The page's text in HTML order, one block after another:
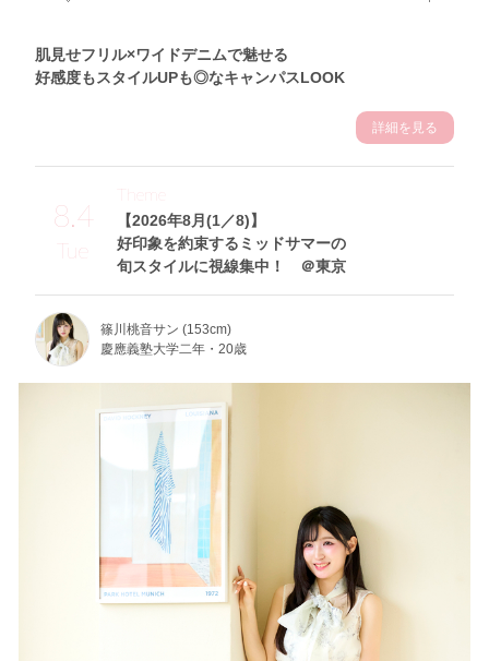
肌見せフリル×ワイドデニムで魅せる
好感度もスタイルUPも◎なキャンパスLOOK
詳細を見る
8.4
Tue
【2026年8月(1／8)】
好印象を約束するミッドサマーの
旬スタイルに視線集中！ ＠東京
Theme
篠川桃音サン (153cm)
慶應義塾大学二年・20歳